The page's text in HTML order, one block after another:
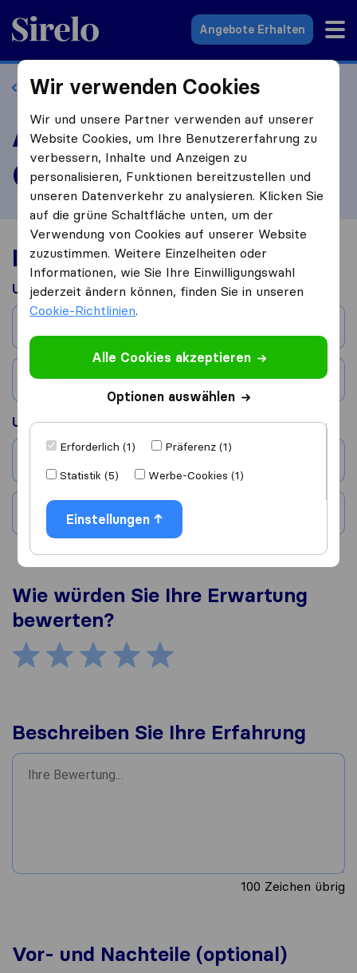
Sirelo.at
Angebote Erhalten
Zurück zum Profil
Amadeus - Handels
GmbH bewerten
Ihre Umzugserfahrung
Umgezogen aus
Land
Umgezogen nach
Land
Wie würden Sie Ihre Erwartung
bewerten?
Beschreiben Sie Ihre Erfahrung
100 Zeichen übrig
Vor- und Nachteile (optional)
Wir verwenden Cookies
Wir und unsere Partner verwenden auf unserer
Website Cookies, um Ihre Benutzererfahrung zu
verbessern, Inhalte und Anzeigen zu
personalisieren, Funktionen bereitzustellen und
unseren Datenverkehr zu analysieren. Klicken Sie
auf die grüne Schaltfläche unten, um der
Verwendung von Cookies auf unserer Website
zuzustimmen. Weitere Einzelheiten oder
Informationen, wie Sie Ihre Einwilligungswahl
jederzeit ändern können, finden Sie in unseren
Cookie-Richtlinien.
Alle Cookies akzeptieren
Optionen auswählen
Erforderlich (1)
Präferenz (1)
Statistik (5)
Werbe-Cookies (1)
Einstellungen